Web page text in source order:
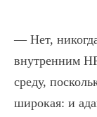
— Нет,
внутренним
среду,
широкая: и